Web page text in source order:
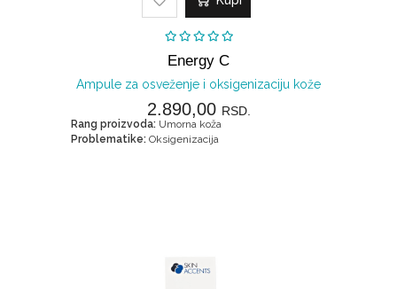
Energy C
Ampule za osveženje i oksigenizaciju kože
2.890,00 RSD.
Rang proizvoda: Umorna koža
Problematike: Oksigenizacija